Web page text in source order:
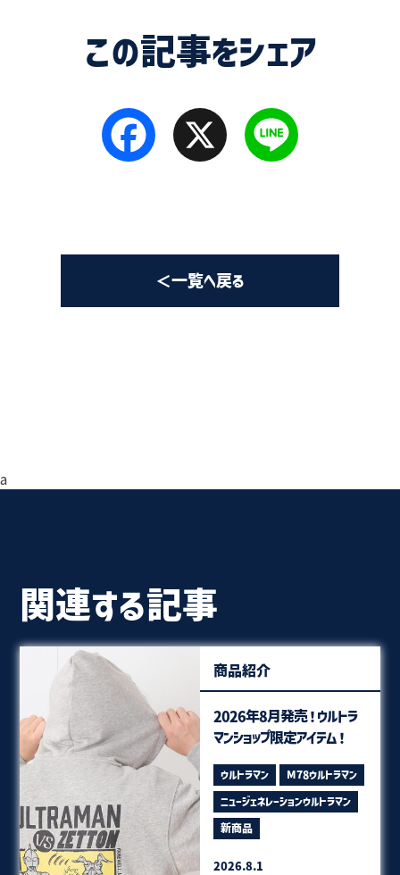
この記事をシェア
Facebook
＜一覧へ戻る
a
関連する記事
商品紹介
2026年8月発売！ウルトラ
マンショップ限定アイテム！
ウルトラマン
M78ウルトラマン
ニュージェネレーションウルトラマン
新商品
2026.8.1